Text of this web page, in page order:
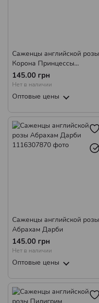
Саженцы английской розы
Корона Принцессы
Маргарет
145.00 грн
Нет в наличии
Оптовые цены
Саженцы английской розы
Абрахам Дарби
145.00 грн
Нет в наличии
Оптовые цены